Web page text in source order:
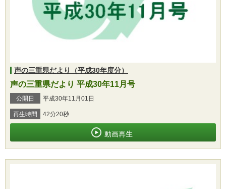
声の三重県だより（平成30年度分）
声の三重県だより 平成30年11月号
公開日 平成30年11月01日
再生時間 42分20秒
動画再生